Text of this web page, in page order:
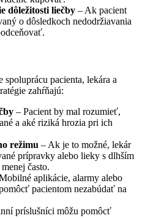
dôležitosti liečby – Ak pacient
o dôsledkoch nedodržiavania
spoluprácu pacienta, lekára a
zahŕňajú:
– Pacient by mal rozumieť,
a aké riziká hrozia pri ich
režimu – Ak je to možné, lekár
prípravky alebo lieky s dlhším
často.
aplikácie, alarmy alebo
pacientom nezabúdať na
príslušníci môžu pomôcť